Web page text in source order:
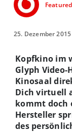
25. Dezember 2015
Kopfkino im
Glyph Video-
Kinosaal
Dich virtuell
kommt doch
Hersteller
des